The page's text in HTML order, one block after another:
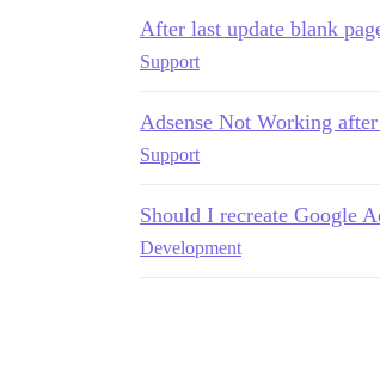
After last update blank
Support
Adsense Not Working
Support
Should I recreate Google
Development